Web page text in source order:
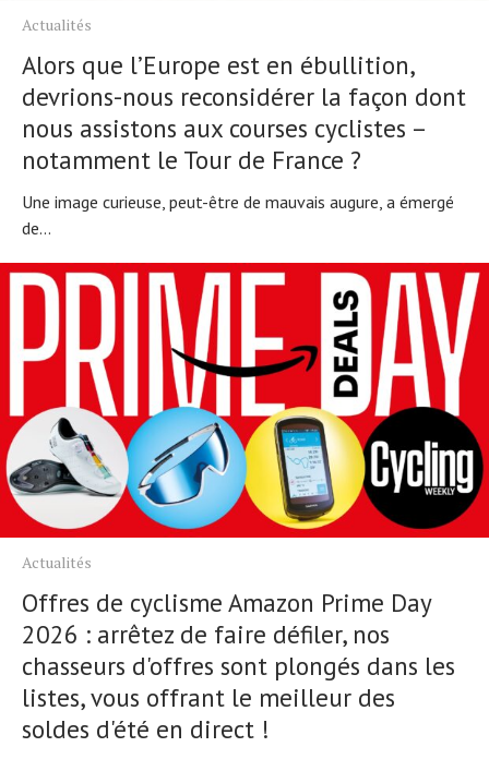
Actualités
Alors que l’Europe est en ébullition,
devrions-nous reconsidérer la façon dont
nous assistons aux courses cyclistes –
notamment le Tour de France ?
Une image curieuse, peut-être de mauvais augure, a émergé
de...
Actualités
Offres de cyclisme Amazon Prime Day
2026 : arrêtez de faire défiler, nos
chasseurs d'offres sont plongés dans les
listes, vous offrant le meilleur des
soldes d'été en direct !